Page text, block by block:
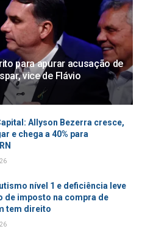
para apurar acusação de
vice de Flávio
Allyson Bezerra cresce,
e chega a 40% para
nível 1 e deficiência leve
de imposto na compra de
tem direito